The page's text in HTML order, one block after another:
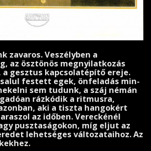
zavaros. Veszélyben a
az ösztönös megnyilatkozás
a gesztus kapcsolatépítő ereje.
festett egek, önfeladás min­
sem tudunk, a száj némán
rázkódik a rit­mus­ra,
aki a tiszta hangokért
az időben. Ve­rec­ké­nél
pusztaságokon, míg eljut az
lehetséges változa­taihoz. Az